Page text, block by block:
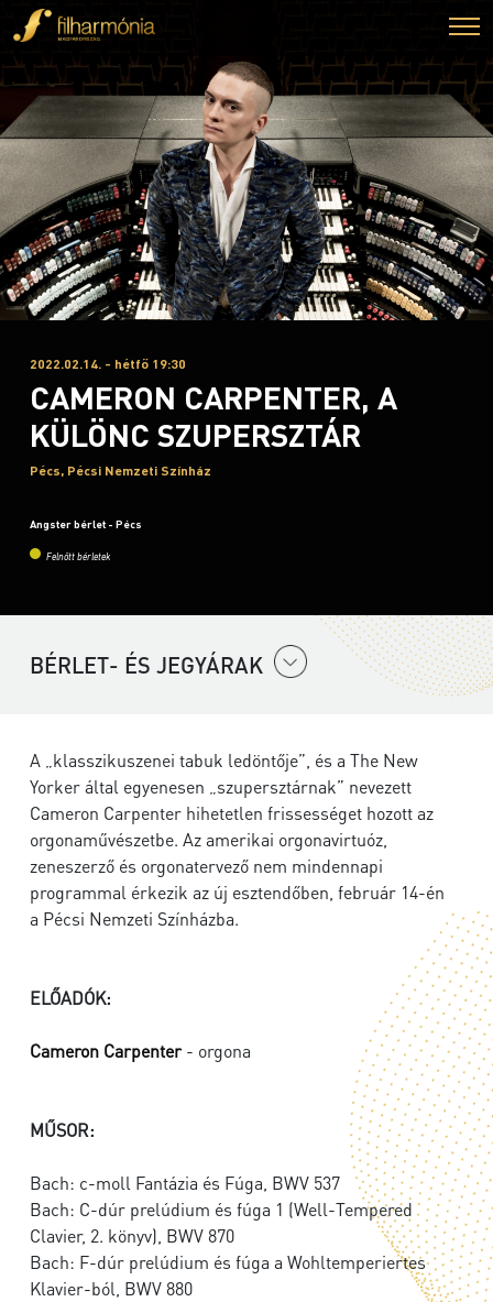
2022.02.14. - hétfő 19:30
CAMERON CARPENTER, A
KÜLÖNC SZUPERSZTÁR
Pécs, Pécsi Nemzeti Színház
Angster bérlet - Pécs
Felnőtt bérletek
BÉRLET- ÉS JEGYÁRAK
A „klasszikuszenei tabuk ledöntője”, és a The New
Yorker által egyenesen „szupersztárnak” nevezett
Cameron Carpenter hihetetlen frissességet hozott az
orgonaművészetbe. Az amerikai orgonavirtuóz,
zeneszerző és orgonatervező nem mindennapi
programmal érkezik az új esztendőben, február 14-én
a Pécsi Nemzeti Színházba.
ELŐADÓK:
Cameron Carpenter- orgona
MŰSOR:
Bach: c-moll Fantázia és Fúga, BWV 537
Bach: C-dúr prelúdium és fúga 1 (Well-Tempered
Clavier, 2. könyv), BWV 870
Bach: F-dúr prelúdium és fúga a Wohltemperiertes
Klavier-ból, BWV 880